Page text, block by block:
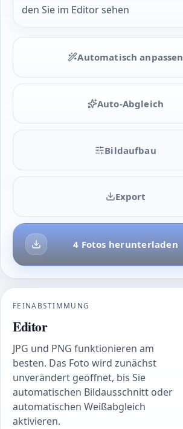
den Sie im Editor sehen
Automatisch anpassen
Auto-Abgleich
Bildaufbau
4 Fotos herunterladen
Export
FEINABSTIMMUNG
Editor
JPG und PNG funktionieren am
besten. Das Foto wird zunächst
unverändert geöffnet, bis Sie
automatischen Bildausschnitt oder
automatischen Weißabgleich
aktivieren.